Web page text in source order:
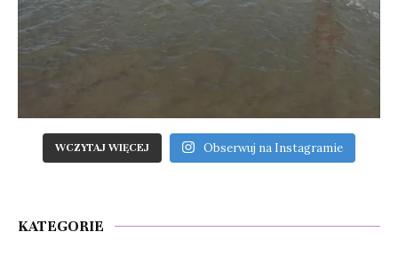
WCZYTAJ WIĘCEJ Obserwuj na Instagramie
KATEGORIE